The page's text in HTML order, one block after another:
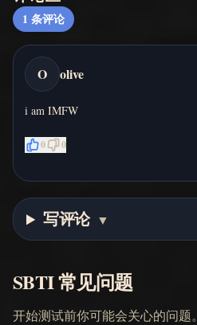
1 条评论
O olive
i am IMFW
0 0
写评论 ▼
SBTI 常见问题
开始测试前你可能会关心的问题。